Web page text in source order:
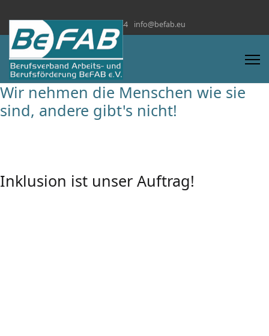
+228 872 4444 info@befab.eu
Wir nehmen die Menschen wie sie
sind, andere gibt's nicht!
Inklusion ist unser Auftrag!